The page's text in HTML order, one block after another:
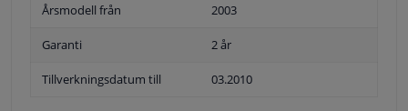
Årsmodell från 2003
Garanti 2 år
Tillverkningsdatum till 03.2010